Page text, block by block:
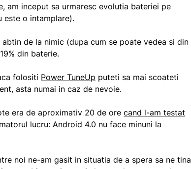
am inceput sa urmaresc evolutia bateriei pe
este o intamplare).
de la nimic (dupa cum se poate vedea si din
din baterie.
folositi Power TuneUp puteti sa mai scoateti
asta numai in caz de nevoie.
era de aproximativ 20 de ore cand l-am testat
lucru: Android 4.0 nu face minuni la
noi ne-am gasit in situatia de a spera sa ne tina